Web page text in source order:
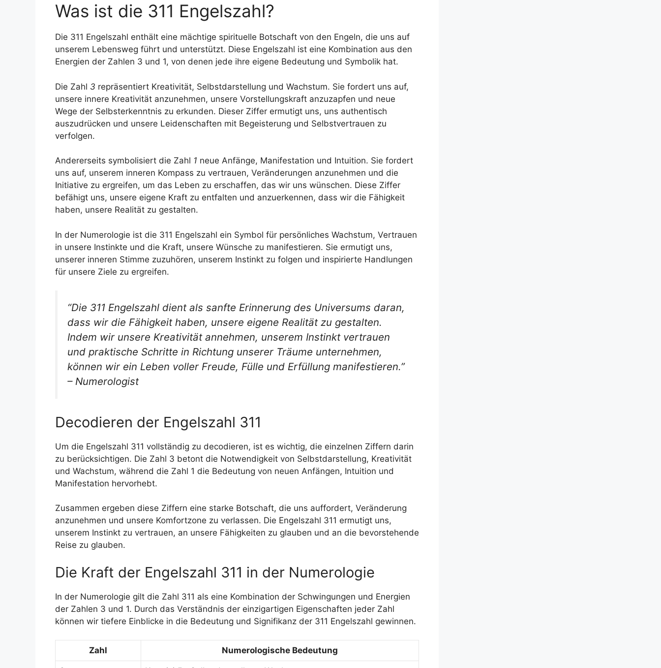
Was ist die 311 Engelszahl?
Die 311 Engelszahl enthält eine mächtige spirituelle Botschaft von den Engeln, die uns auf
unserem Lebensweg führt und unterstützt. Diese Engelszahl ist eine Kombination aus den
Energien der Zahlen 3 und 1, von denen jede ihre eigene Bedeutung und Symbolik hat.
Die Zahl 3 repräsentiert Kreativität, Selbstdarstellung und Wachstum. Sie fordert uns auf,
unsere innere Kreativität anzunehmen, unsere Vorstellungskraft anzuzapfen und neue
Wege der Selbsterkenntnis zu erkunden. Dieser Ziffer ermutigt uns, uns authentisch
auszudrücken und unsere Leidenschaften mit Begeisterung und Selbstvertrauen zu
verfolgen.
Andererseits symbolisiert die Zahl 1 neue Anfänge, Manifestation und Intuition. Sie fordert
uns auf, unserem inneren Kompass zu vertrauen, Veränderungen anzunehmen und die
Initiative zu ergreifen, um das Leben zu erschaffen, das wir uns wünschen. Diese Ziffer
befähigt uns, unsere eigene Kraft zu entfalten und anzuerkennen, dass wir die Fähigkeit
haben, unsere Realität zu gestalten.
In der Numerologie ist die 311 Engelszahl ein Symbol für persönliches Wachstum, Vertrauen
in unsere Instinkte und die Kraft, unsere Wünsche zu manifestieren. Sie ermutigt uns,
unserer inneren Stimme zuzuhören, unserem Instinkt zu folgen und inspirierte Handlungen
für unsere Ziele zu ergreifen.
“Die 311 Engelszahl dient als sanfte Erinnerung des Universums daran,
dass wir die Fähigkeit haben, unsere eigene Realität zu gestalten.
Indem wir unsere Kreativität annehmen, unserem Instinkt vertrauen
und praktische Schritte in Richtung unserer Träume unternehmen,
können wir ein Leben voller Freude, Fülle und Erfüllung manifestieren.”
– Numerologist
Decodieren der Engelszahl 311
Um die Engelszahl 311 vollständig zu decodieren, ist es wichtig, die einzelnen Ziffern darin
zu berücksichtigen. Die Zahl 3 betont die Notwendigkeit von Selbstdarstellung, Kreativität
und Wachstum, während die Zahl 1 die Bedeutung von neuen Anfängen, Intuition und
Manifestation hervorhebt.
Zusammen ergeben diese Ziffern eine starke Botschaft, die uns auffordert, Veränderung
anzunehmen und unsere Komfortzone zu verlassen. Die Engelszahl 311 ermutigt uns,
unserem Instinkt zu vertrauen, an unsere Fähigkeiten zu glauben und an die bevorstehende
Reise zu glauben.
Die Kraft der Engelszahl 311 in der Numerologie
In der Numerologie gilt die Zahl 311 als eine Kombination der Schwingungen und Energien
der Zahlen 3 und 1. Durch das Verständnis der einzigartigen Eigenschaften jeder Zahl
können wir tiefere Einblicke in die Bedeutung und Signifikanz der 311 Engelszahl gewinnen.
Zahl Numerologische Bedeutung